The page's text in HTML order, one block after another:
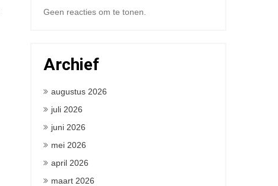
Geen reacties om te tonen.
Archief
augustus 2026
juli 2026
juni 2026
mei 2026
april 2026
maart 2026